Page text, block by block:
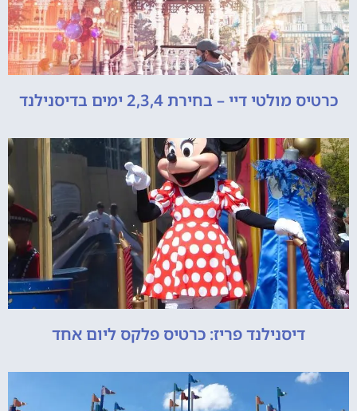
כרטיס מולטי דיי – בחירת 2,3,4 ימים בדיסנילנד
דיסנילנד פריז: כרטיס פלקס ליום אחד